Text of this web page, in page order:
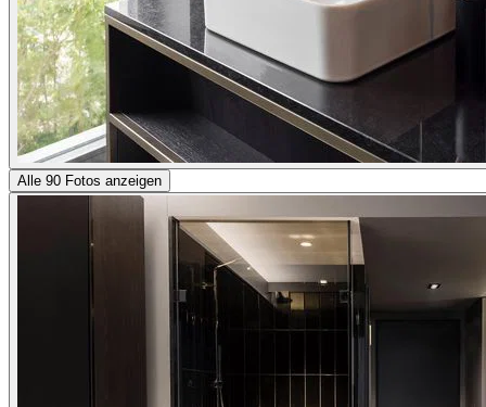
Alle 90 Fotos anzeigen